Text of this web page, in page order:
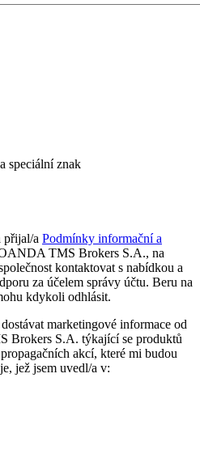
speciální znak
přijal/a Podmínky informační a
TMS Brokers S.A., na
kontaktovat s nabídkou a
za účelem správy účtu. Beru na
kdykoli odhlásit.
marketingové informace od
Brokers S.A. týkající se produktů
akcí, které mi budou
jež jsem uvedl/a v: